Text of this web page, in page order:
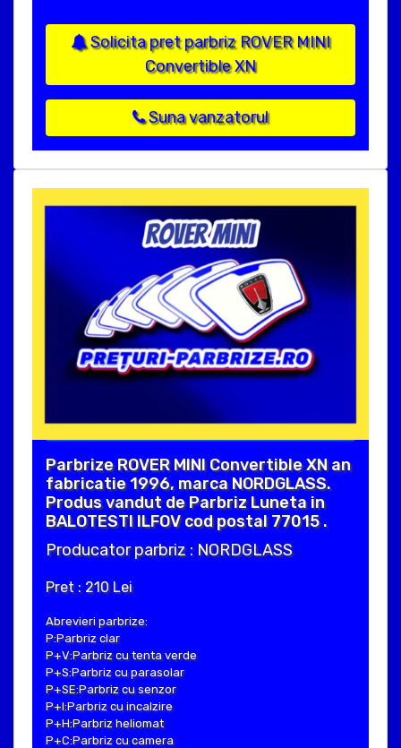
Solicita pret parbriz ROVER MINI
Convertible XN
Suna vanzatorul
Parbrize ROVER MINI Convertible XN an
fabricatie 1996, marca NORDGLASS.
Produs vandut de Parbriz Luneta in
BALOTESTI ILFOV cod postal 77015 .
Producator parbriz : NORDGLASS
Pret : 210 Lei
Abrevieri parbrize:
P:Parbriz clar
P+V:Parbriz cu tenta verde
P+S:Parbriz cu parasolar
P+SE:Parbriz cu senzor
P+I:Parbriz cu incalzire
P+H:Parbriz heliomat
P+C:Parbriz cu camera